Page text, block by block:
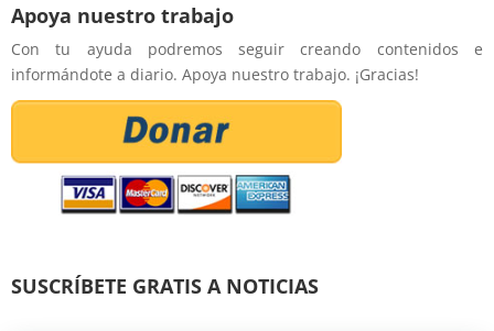
Apoya nuestro trabajo
Con tu ayuda podremos seguir creando contenidos e
informándote a diario. Apoya nuestro trabajo. ¡Gracias!
SUSCRÍBETE GRATIS A NOTICIAS